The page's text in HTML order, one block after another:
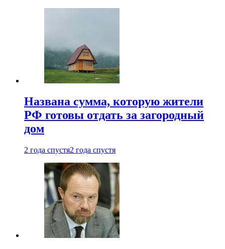
Названа сумма, которую жители
РФ готовы отдать за загородный
дом
2 года спустя2 года спустя